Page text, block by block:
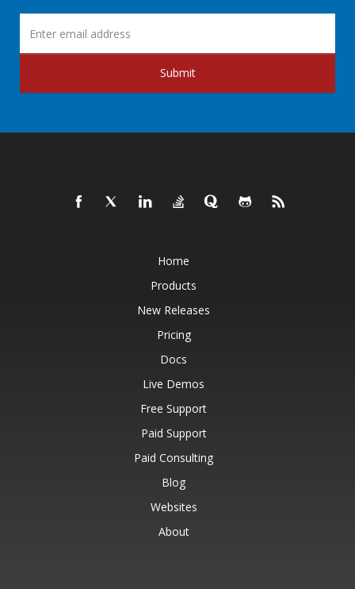
Submit
Home
Products
New Releases
Pricing
Docs
Live Demos
Free Support
Paid Support
Paid Consulting
Blog
Websites
About